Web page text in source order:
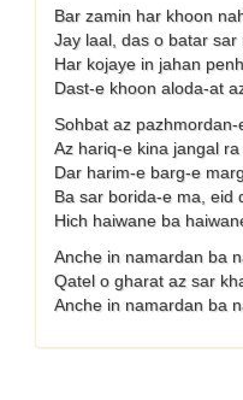
Bar zamin har khoon
Jay laal, das o batar sar
Har kojaye in jahan
Dast-e khoon aloda-at
Sohbat az
Az hariq-e kina jangal
Dar harim-e barg-e
Ba sar borida-e ma, eid
Hich haiwane ba
Anche in namardan ba
Qatel o gharat az sar
Anche in namardan ba